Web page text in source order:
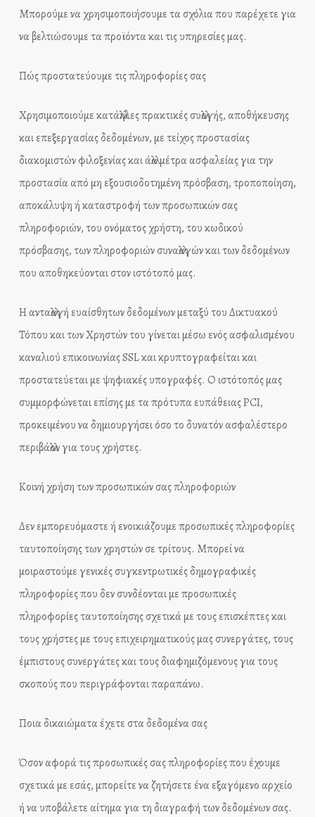
Μπορούμε να χρησιμοποιήσουμε τα σχόλια που παρέχετε για
να βελτιώσουμε τα προϊόντα και τις υπηρεσίες μας.
Πώς προστατεύουμε τις πληροφορίες σας
Χρησιμοποιούμε κατάλληλες πρακτικές συλλογής, αποθήκευσης
και επεξεργασίας δεδομένων, με τείχος προστασίας
διακομιστών φιλοξενίας και άλλα μέτρα ασφαλείας για την
προστασία από μη εξουσιοδοτημένη πρόσβαση, τροποποίηση,
αποκάλυψη ή καταστροφή των προσωπικών σας
πληροφοριών, του ονόματος χρήστη, του κωδικού
πρόσβασης, των πληροφοριών συναλλαγών και των δεδομένων
που αποθηκεύονται στον ιστότοπό μας.
Η ανταλλαγή ευαίσθητων δεδομένων μεταξύ του Δικτυακού
Τόπου και των Χρηστών του γίνεται μέσω ενός ασφαλισμένου
καναλιού επικοινωνίας SSL και κρυπτογραφείται και
προστατεύεται με ψηφιακές υπογραφές. Ο ιστότοπός μας
συμμορφώνεται επίσης με τα πρότυπα ευπάθειας PCI,
προκειμένου να δημιουργήσει όσο το δυνατόν ασφαλέστερο
περιβάλλον για τους χρήστες.
Κοινή χρήση των προσωπικών σας πληροφοριών
Δεν εμπορευόμαστε ή ενοικιάζουμε προσωπικές πληροφορίες
ταυτοποίησης των χρηστών σε τρίτους. Μπορεί να
μοιραστούμε γενικές συγκεντρωτικές δημογραφικές
πληροφορίες που δεν συνδέονται με προσωπικές
πληροφορίες ταυτοποίησης σχετικά με τους επισκέπτες και
τους χρήστες με τους επιχειρηματικούς μας συνεργάτες, τους
έμπιστους συνεργάτες και τους διαφημιζόμενους για τους
σκοπούς που περιγράφονται παραπάνω.
Ποια δικαιώματα έχετε στα δεδομένα σας
Όσον αφορά τις προσωπικές σας πληροφορίες που έχουμε
σχετικά με εσάς, μπορείτε να ζητήσετε ένα εξαγόμενο αρχείο
ή να υποβάλετε αίτημα για τη διαγραφή των δεδομένων σας.